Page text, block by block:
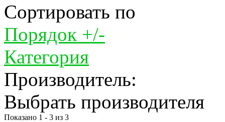
Сортировать по
Порядок +/-
Категория
Производитель:
Выбрать производителя
Показано 1 - 3 из 3